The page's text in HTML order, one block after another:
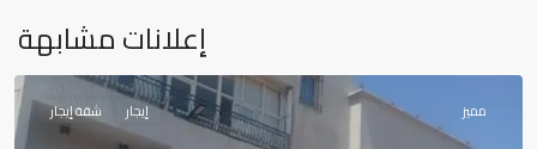
إعلانات مشابهة
مميز إيجار شقة إيجار